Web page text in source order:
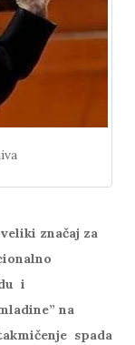
značaj za
i
na
spada